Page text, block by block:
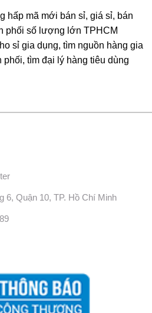
hấp mã mới bán sỉ, giá sỉ, bán
phối số lượng lớn TPHCM
sỉ gia dụng, tìm nguồn hàng gia
tìm đại lý hàng tiêu dùng
6, Quận 10, TP. Hồ Chí Minh